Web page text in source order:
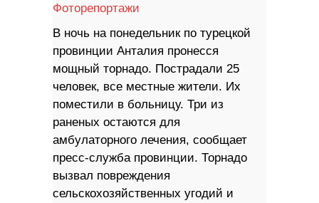
Фоторепортажи
В ночь на понедельник по турецкой
провинции Анталия пронесся
мощный торнадо. Пострадали 25
человек, все местные жители. Их
поместили в больницу. Три из
раненых остаются для
амбулаторного лечения, сообщает
пресс-служба провинции. Торнадо
вызвал повреждения
сельскохозяйственных угодий и